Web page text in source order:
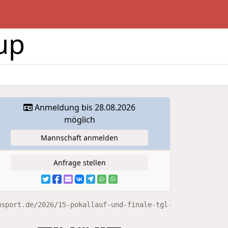
Anmeldung bis 28.08.2026
möglich
Mannschaft anmelden
Anfrage stellen
2026/15-pokallauf-und-finale-tgl-cup